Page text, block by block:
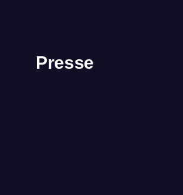
Presse